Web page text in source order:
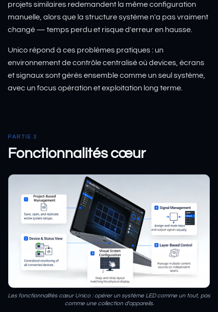
projets similaires redemandent la même configuration
manuelle, alors que la structure système n'a pas vraiment
changé — temps perdu et risque d'erreur en hausse.
Unico répond à ces problèmes pratiques : un
environnement de contrôle centralisé où devices, écrans
et signaux sont gérés ensemble comme un seul système,
avec un focus opération et exploitation long terme.
PARTIE 3
Fonctionnalités cœur
Les fonctionnalités cœur Unico : opérer un système LED comme un tout, pas
comme une collection d'appareils.